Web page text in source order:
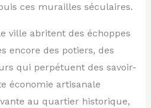
ces murailles séculaires.
ville abritent des échoppes
encore des potiers, des
qui perpétuent des savoir-
économie artisanale
au quartier historique,